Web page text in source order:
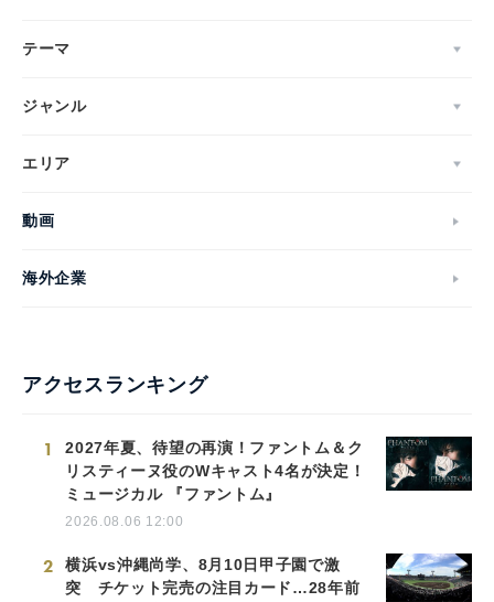
テーマ
ジャンル
エリア
動画
海外企業
アクセスランキング
1
2027年夏、待望の再演！ファントム＆ク
リスティーヌ役のWキャスト4名が決定！
ミュージカル 『ファントム』
2026.08.06 12:00
2
横浜vs沖縄尚学、8月10日甲子園で激
突 チケット完売の注目カード…28年前